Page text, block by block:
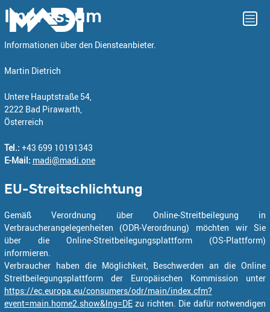
Impressum
Informationen über den Diensteanbieter.
Martin Dietrich
Untere Hauptstraße 54,
2222 Bad Pirawarth,
Österreich
Tel.: +43 699 10191343
E-Mail: madi@madi.one
EU-Streitschlichtung
Gemäß Verordnung über Online-Streitbeilegung in
Verbraucherangelegenheiten (ODR-Verordnung) möchten wir Sie
über die Online-Streitbeilegungsplattform (OS-Plattform)
informieren.
Verbraucher haben die Möglichkeit, Beschwerden an die Online
Streitbeilegungsplattform der Europäischen Kommission unter
https://ec.europa.eu/consumers/odr/main/index.cfm?
event=main.home2.show&lng=DEzu richten. Die dafür notwendigen